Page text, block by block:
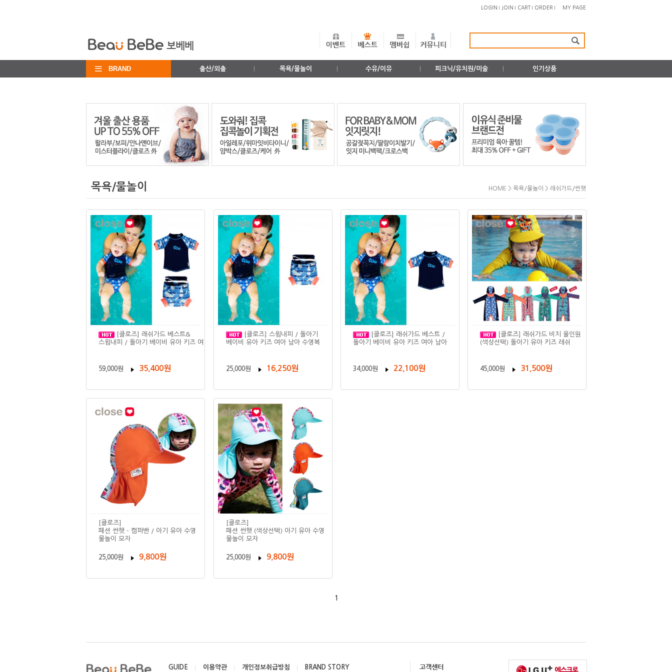
LOGIN JOIN CART ORDER MY PAGE
BRAND 출산/외출 목욕/물놀이 수유/이유 피크닉/유치원/미술 인기상품
목욕/물놀이 HOME > 목욕/물놀이 > 래쉬가드/썬햇
[클로즈] 래쉬가드 베스트&
스윔내피 / 돌아기 베이비 유아 키즈 여
59,000원 35,400원
[클로즈] 스윔내피 / 돌아기
베이비 유아 키즈 여아 남아 수영복
25,000원 16,250원
[클로즈] 래쉬가드 베스트 /
돌아기 베이비 유아 키즈 여아 남아
34,000원 22,100원
[클로즈] 래쉬가드 비치 올인원
(색상선택) 돌아기 유아 키즈 레쉬
45,000원 31,500원
[클로즈]
패션 썬햇 - 캠퍼밴 / 아기 유아 수영
물놀이 모자
25,000원 9,800원
[클로즈]
패션 썬햇 (색상선택) 아기 유아 수영
물놀이 모자
25,000원 9,800원
1
GUIDE 이용약관 개인정보취급방침 BRAND STORY